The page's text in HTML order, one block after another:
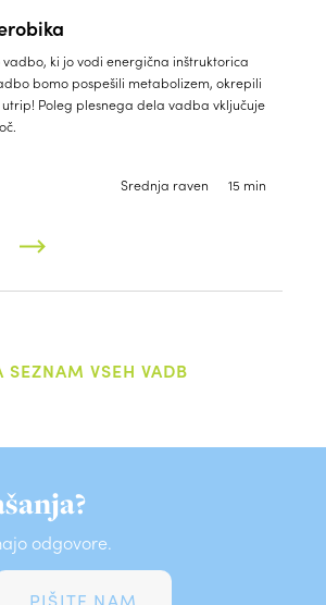
vadbo, ki jo vodi energična inštruktorica
bomo pospešili metabolizem, okrepili
Poleg plesnega dela vadba vključuje
Srednja raven 15 min
SEZNAM VSEH VADB
odgovore.
PIŠITE NAM